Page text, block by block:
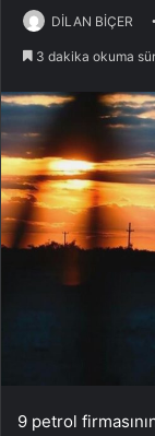
DİLAN BİÇER
3 dakika okuma
9 petrol